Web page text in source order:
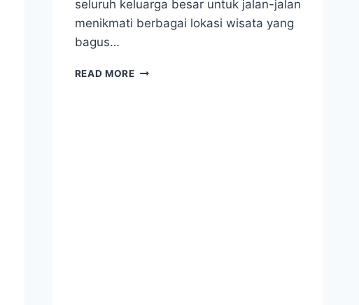
seluruh keluarga besar untuk jalan-jalan
menikmati berbagai lokasi wisata yang
bagus…
READ MORE SEWA